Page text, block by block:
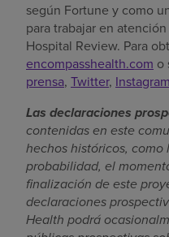
según Fortune y como
para trabajar en
Hospital Review. Para
encompasshealth.com o
prensa, Twitter, Instagram
Las declaraciones
contenidas en este
hechos históricos,
probabilidad, el
finalización de este
declaraciones
Health podrá